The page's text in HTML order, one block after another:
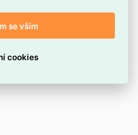
se vším
cookies